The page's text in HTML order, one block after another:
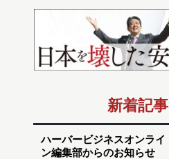
新着記事
ハーバービジネスオンライ
ン編集部からのお知らせ